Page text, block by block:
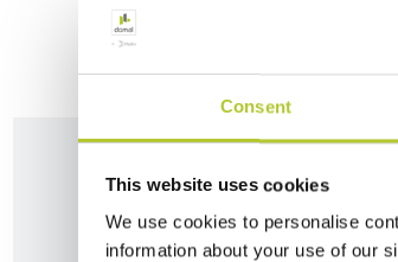
Consent
This website uses cookies
We use cookies to personalise
information about your use of our
Siamo qui per te